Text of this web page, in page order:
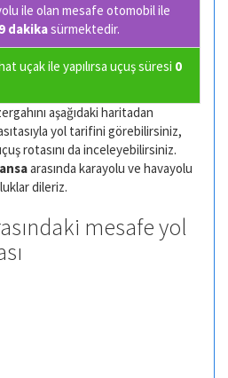
ile olan mesafe otomobil ile
dakikasürmektedir.
uçak ile yapılırsa uçuş süresi 0
aşağıdaki haritadan
yol tarifini görebilirsiniz,
rotasını da inceleyebilirsiniz.
arasında karayolu ve havayolu
dileriz.
mesafe yol